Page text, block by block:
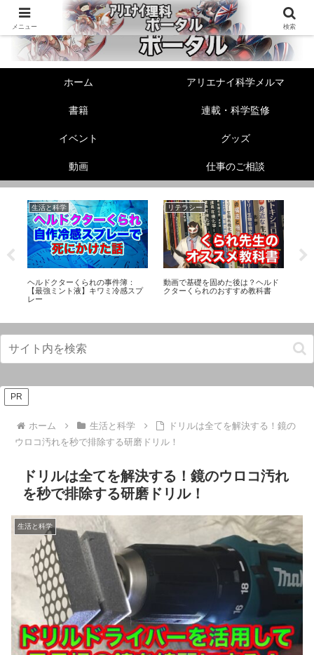
ホーム アリエナイ科学メルマ
書籍 連載・科学監修
イベント グッズ
動画 仕事のご相談
生活と科学
ヘルドクターくられの事件簿：
【最強ミント液】キワミ冷感スプ
レー
リテラシー
動画で基礎を固めた後は？ヘルド
クターくられのおすすめ教科書
PR
ホーム 生活と科学
ドリルは全てを解決する！鏡の
ウロコ汚れを秒で排除する研磨ドリル！
ドリルは全てを解決する！鏡のウロコ汚れ
を秒で排除する研磨ドリル！
生活と科学
メニュー 検索